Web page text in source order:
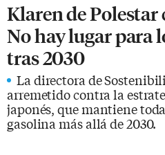
Klaren de
No hay lugar para
tras 2030
La directora de
arremetido contra la
japonés, que mantiene
gasolina más allá de 2030.